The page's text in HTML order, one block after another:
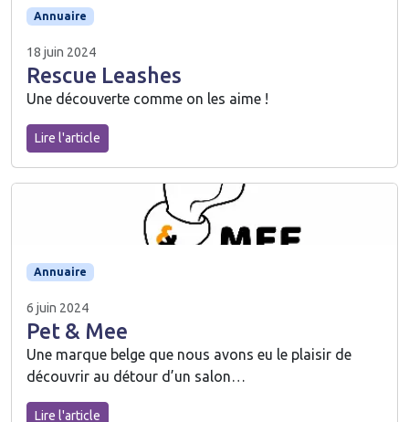
Annuaire
18 juin 2024
Rescue Leashes
Une découverte comme on les aime !
Lire l'article
Annuaire
6 juin 2024
Pet & Mee
Une marque belge que nous avons eu le plaisir de
découvrir au détour d’un salon…
Lire l'article